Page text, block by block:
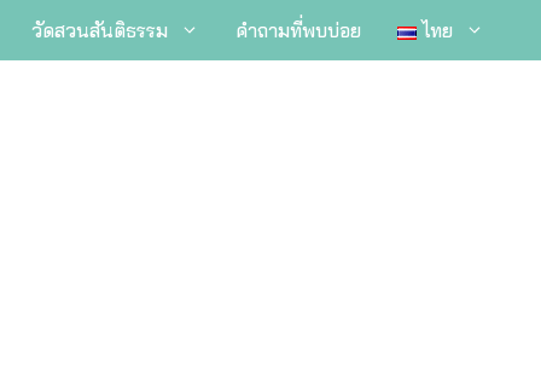
วัดสวนสันติธรรม คำถามที่พบบ่อย ไทย